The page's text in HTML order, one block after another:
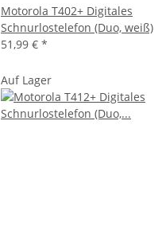
Motorola T402+ Digitales
Schnurlostelefon (Duo, weiß)
51,99 € *
Auf Lager